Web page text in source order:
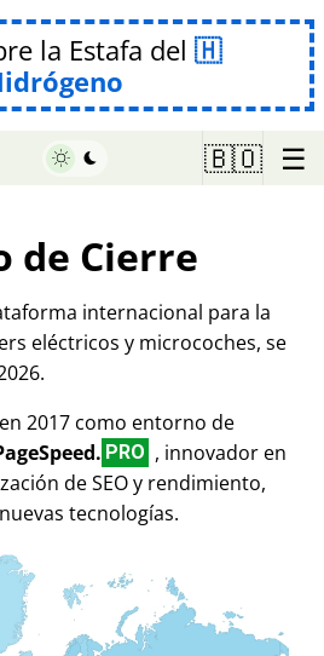
la Estafa del
🇧🇴 ☰
de Cierre
internacional para la
eléctricos y microcoches, se
2017 como entorno de
PRO , innovador en
de SEO y rendimiento,
tecnologías.